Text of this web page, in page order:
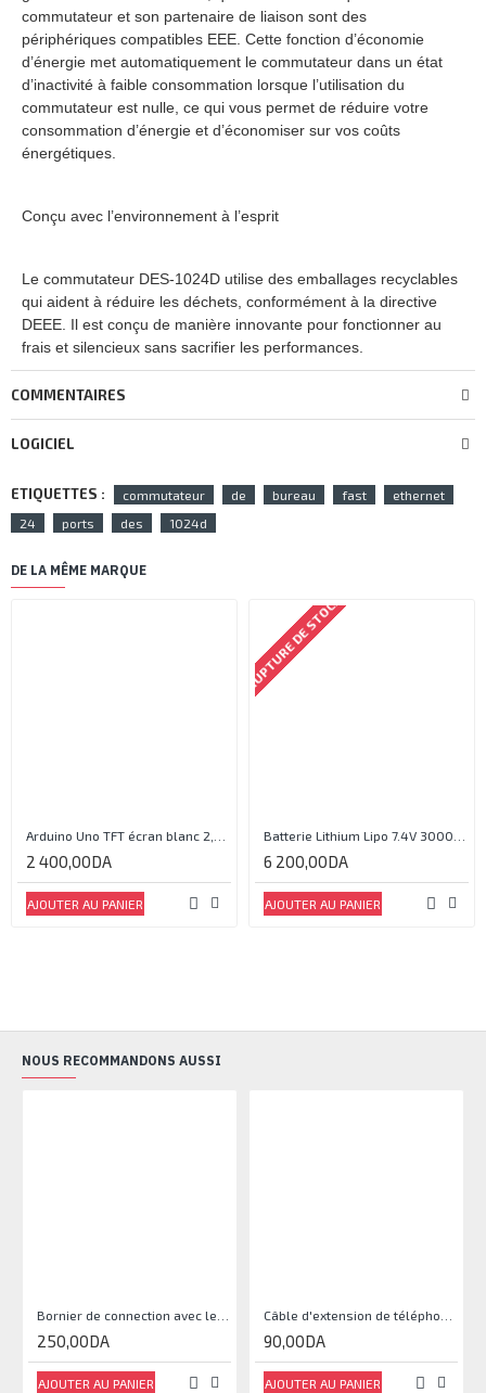
commutateur et son partenaire de liaison sont des
périphériques compatibles EEE. Cette fonction d’économie
d’énergie met automatiquement le commutateur dans un état
d’inactivité à faible consommation lorsque l’utilisation du
commutateur est nulle, ce qui vous permet de réduire votre
consommation d’énergie et d’économiser sur vos coûts
énergétiques.
Conçu avec l’environnement à l’esprit
Le commutateur DES-1024D utilise des emballages recyclables
qui aident à réduire les déchets, conformément à la directive
DEEE. Il est conçu de manière innovante pour fonctionner au
frais et silencieux sans sacrifier les performances.
COMMENTAIRES
LOGICIEL
ETIQUETTES : commutateur de bureau fast
ethernet
24
ports des 1024d
DE LA MÊME MARQUE
2 400,00DA
AJOUTER AU PANIER
RUPTURE DE STOCK
6 200,00DA
AJOUTER AU PANIER
NOUS RECOMMANDONS AUSSI
250,00DA
AJOUTER AU PANIER
90,00DA
AJOUTER AU PANIER